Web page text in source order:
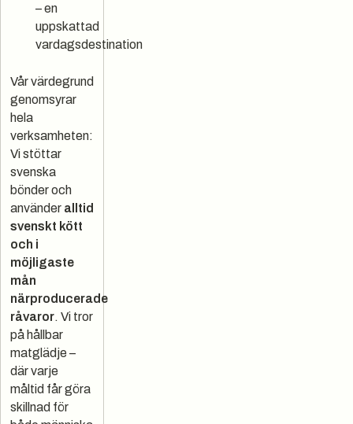
– en
uppskattad
vardagsdestination
Vår värdegrund
genomsyrar
hela
verksamheten:
Vi stöttar
svenska
bönder och
använder alltid
svenskt kött
och i
möjligaste
mån
närproducerade
råvaror. Vi tror
på hållbar
matglädje –
där varje
måltid får göra
skillnad för